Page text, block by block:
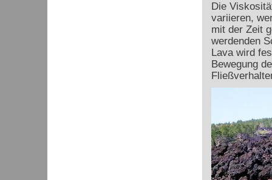
Die
variieren,
mit der Zeit
werdenden
Lava wird
Bewegung